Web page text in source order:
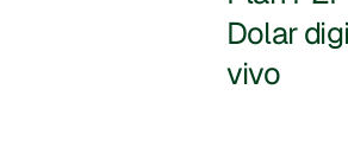
Dolar
vivo